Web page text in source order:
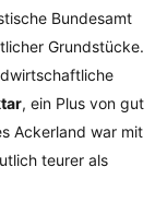
Bundesamt
Grundstücke.
, ein Plus von gut
Ackerland war mit
teurer als